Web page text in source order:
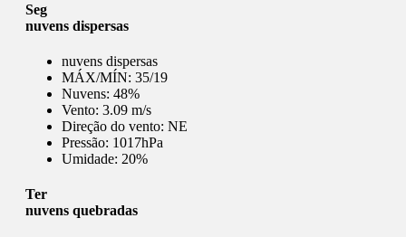
Seg
nuvens dispersas
nuvens dispersas
MÁX/MÍN: 35/19
Nuvens: 48%
Vento: 3.09 m/s
Direção do vento: NE
Pressão: 1017hPa
Umidade: 20%
Ter
nuvens quebradas